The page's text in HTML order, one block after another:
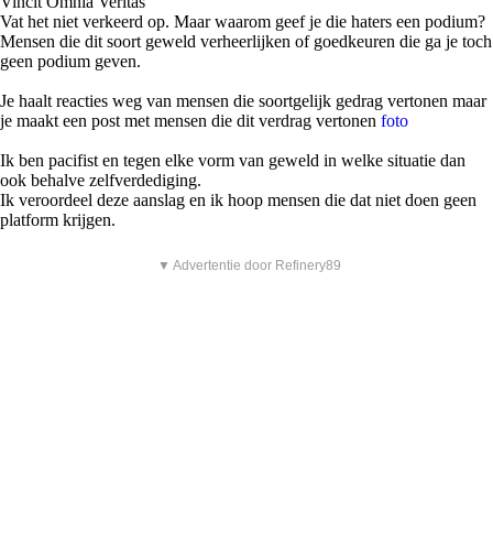
Vat het niet verkeerd op. Maar waarom geef je die haters een podium?
Mensen die dit soort geweld verheerlijken of goedkeuren die ga je toch
geen podium geven.
Je haalt reacties weg van mensen die soortgelijk gedrag vertonen maar
je maakt een post met mensen die dit verdrag vertonen foto
Ik ben pacifist en tegen elke vorm van geweld in welke situatie dan
ook behalve zelfverdediging.
Ik veroordeel deze aanslag en ik hoop mensen die dat niet doen geen
platform krijgen.
▼ Advertentie door Refinery89